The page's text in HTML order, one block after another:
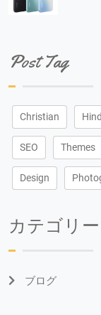
Post Tag
Christian
SEO Themes
Design
カテゴリー
ブログ